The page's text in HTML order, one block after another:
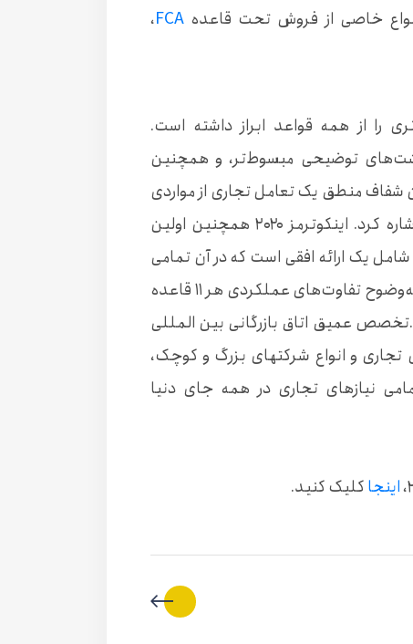
FCA،
شفاف‌تری را از همه قواعد ابراز داشته است.
توضیحی مبسوط‌تر، و همچنین
شفاف منطق یک تعامل تجاری از مواردی
است که در ارائه اینکوترمز ۲۰۲۰ می‌توان به آنها اشاره کرد. اینکوترمز ۲۰۲۰ همچنین اولین
یک ارائه افقی است که در آن تمامی
بندهای مشابه گروه‌بندی شده‌اند تا خوانندگان به‌وضوح تفاوت‌های عملکردی هر ۱۱ قاعده
ببینند.تخصص عمیق اتاق بازرگانی بین المللی
و انواع شرکتهای بزرگ و کوچک،
پاسخگویی اینکوترمز ۲۰۲۰ به تمامی نیازهای تجاری در همه جای دنیا
اینجاکلیک کنید.